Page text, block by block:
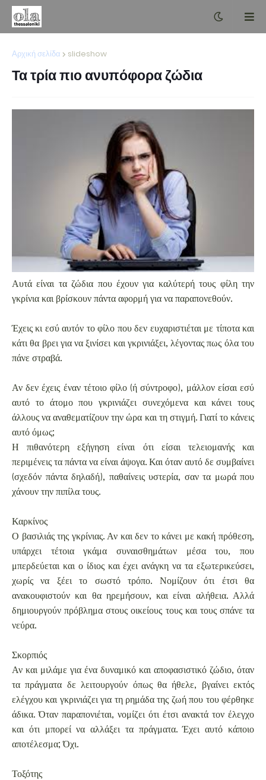
Αρχική σελίδα slideshow
Τα τρία πιο ανυπόφορα ζώδια
Αυτά είναι τα ζώδια που έχουν για καλύτερή τους φίλη την
γκρίνια και βρίσκουν πάντα αφορμή για να παραπονεθούν.
Έχεις κι εσύ αυτόν το φίλο που δεν ευχαριστιέται με τίποτα και
κάτι θα βρει για να ξινίσει και γκρινιάξει, λέγοντας πως όλα του
πάνε στραβά.
Αν δεν έχεις έναν τέτοιο φίλο (ή σύντροφο), μάλλον είσαι εσύ
αυτό το άτομο που γκρινιάζει συνεχόμενα και κάνει τους
άλλους να αναθεματίζουν την ώρα και τη στιγμή. Γιατί το κάνεις
αυτό όμως;
Η πιθανότερη εξήγηση είναι ότι είσαι τελειομανής και
περιμένεις τα πάντα να είναι άψογα. Και όταν αυτό δε συμβαίνει
(σχεδόν πάντα δηλαδή), παθαίνεις υστερία, σαν τα μωρά που
χάνουν την πιπίλα τους.
Καρκίνος
Ο βασιλιάς της γκρίνιας. Αν και δεν το κάνει με κακή πρόθεση,
υπάρχει τέτοια γκάμα συναισθημάτων μέσα του, που
μπερδεύεται και ο ίδιος και έχει ανάγκη να τα εξωτερικεύσει,
χωρίς να ξέει το σωστό τρόπο. Νομίζουν ότι έτσι θα
ανακουφιστούν και θα ηρεμήσουν, και είναι αλήθεια. Αλλά
δημιουργούν πρόβλημα στους οικείους τους και τους σπάνε τα
νεύρα.
Σκορπιός
Αν και μιλάμε για ένα δυναμικό και αποφασιστικό ζώδιο, όταν
τα πράγματα δε λειτουργούν όπως θα ήθελε, βγαίνει εκτός
ελέγχου και γκρινιάζει για τη ρημάδα της ζωή που του φέρθηκε
άδικα. Όταν παραπονιέται, νομίζει ότι έτσι ανακτά τον έλεγχο
και ότι μπορεί να αλλάξει τα πράγματα. Έχει αυτό κάποιο
αποτέλεσμα; Όχι.
Τοξότης